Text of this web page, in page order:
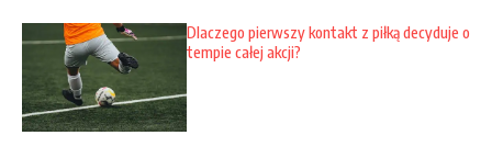
Dlaczego pierwszy kontakt z piłką decyduje o
tempie całej akcji?